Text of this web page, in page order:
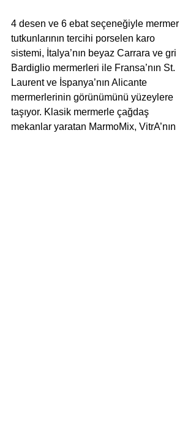
4 desen ve 6 ebat seçeneğiyle mermer
tutkunlarının tercihi porselen karo
sistemi, İtalya’nın beyaz Carrara ve gri
Bardiglio mermerleri ile Fransa’nın St.
Laurent ve İspanya’nın Alicante
mermerlerinin görünümünü yüzeylere
taşıyor. Klasik mermerle çağdaş
mekanlar yaratan MarmoMix, VitrA’nın